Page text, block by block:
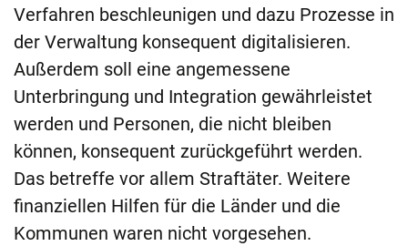
Verfahren beschleunigen und dazu Prozesse in
der Verwaltung konsequent digitalisieren.
Außerdem soll eine angemessene
Unterbringung und Integration gewährleistet
werden und Personen, die nicht bleiben
können, konsequent zurückgeführt werden.
Das betreffe vor allem Straftäter. Weitere
finanziellen Hilfen für die Länder und die
Kommunen waren nicht vorgesehen.